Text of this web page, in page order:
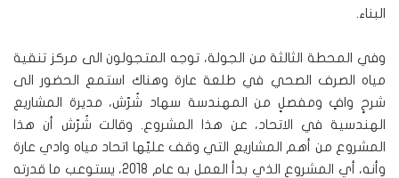
البناء.
وفي المحطة الثالثة من الجولة، توجه المتجولون الى مركز تنقية
مياه الصرف الصحي في طلعة عارة وهناك استمع الحضور الى
شرحٍ وافٍ ومفصلٍ من المهندسة سهاد شُرّش، مديرة المشاريع
الهندسية في الاتحاد، عن هذا المشروع. وقالت شُرّش أن هذا
المشروع من أهم المشاريع التي وقف عليّها اتحاد مياه وادي عارة
وأنه، أي المشروع الذي بدأ العمل به عام 2018، يستوعب ما قدرته